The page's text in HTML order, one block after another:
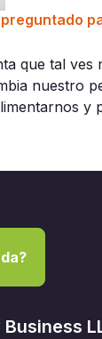
que tal ves
nuestro
y